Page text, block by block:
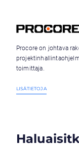
Procore on johtava
toimittaja.
LISÄTIETOJA